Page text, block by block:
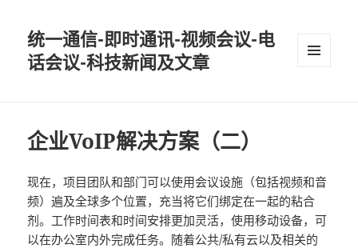
统一通信-即时通讯-视频会议-电
话会议-科技新闻及文章
企业VoIP解决方案（二）
现在，项目团队和部门可以使用会议设施（包括视频和音
频）遍及全球多个位置，充当将它们绑定在一起的粘合
剂。工作时间表和时间安排更加灵活，使用移动设备，可
以在办公室内外完成任务。随着公共/私有云以及相关的